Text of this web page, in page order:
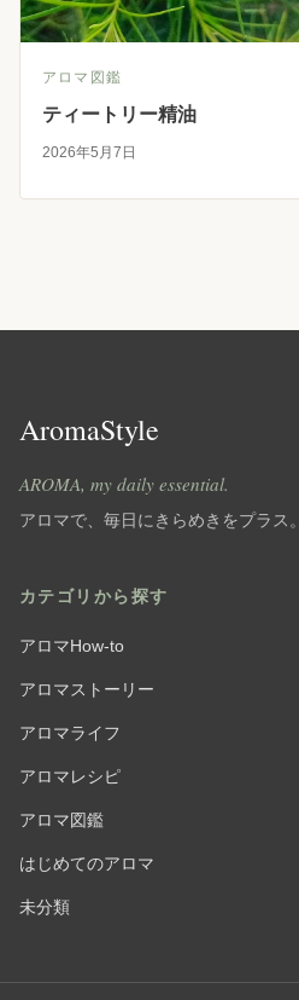
アロマ図鑑
ティートリー精油
2026年5月7日
AromaStyle
AROMA, my daily essential.
アロマで、毎日にきらめきをプラス。
カテゴリから探す
アロマHow-to
アロマストーリー
アロマライフ
アロマレシピ
アロマ図鑑
はじめてのアロマ
未分類